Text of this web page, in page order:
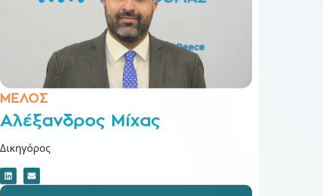
Αλέξανδρος Μίχας
Δικηγόρος
Βιογραφικό